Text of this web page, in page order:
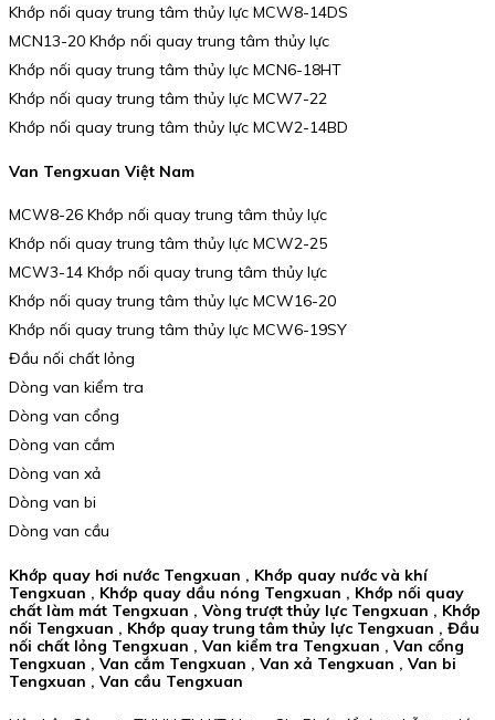
Khớp nối quay trung tâm thủy lực MCW8-14DS
MCN13-20 Khớp nối quay trung tâm thủy lực
Khớp nối quay trung tâm thủy lực MCN6-18HT
Khớp nối quay trung tâm thủy lực MCW7-22
Khớp nối quay trung tâm thủy lực MCW2-14BD
Van Tengxuan Việt Nam
MCW8-26 Khớp nối quay trung tâm thủy lực
Khớp nối quay trung tâm thủy lực MCW2-25
MCW3-14 Khớp nối quay trung tâm thủy lực
Khớp nối quay trung tâm thủy lực MCW16-20
Khớp nối quay trung tâm thủy lực MCW6-19SY
Đầu nối chất lỏng
Dòng van kiểm tra
Dòng van cổng
Dòng van cắm
Dòng van xả
Dòng van bi
Dòng van cầu
Khớp quay hơi nước Tengxuan , Khớp quay nước và khí
Tengxuan , Khớp quay dầu nóng Tengxuan , Khớp nối quay
chất làm mát Tengxuan , Vòng trượt thủy lực Tengxuan , Khớp
nối Tengxuan , Khớp quay trung tâm thủy lực Tengxuan , Đầu
nối chất lỏng Tengxuan , Van kiểm tra Tengxuan , Van cổng
Tengxuan , Van cắm Tengxuan , Van xả Tengxuan , Van bi
Tengxuan , Van cầu Tengxuan